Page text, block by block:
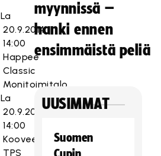
La
20.9.2014
14:00
Happee
Classic
Monitoimitalo
La
20.9.2014
14:00
Koovee
TPS
myynnissä –
hanki ennen
ensimmäistä peliä
UUSIMMAT
Suomen